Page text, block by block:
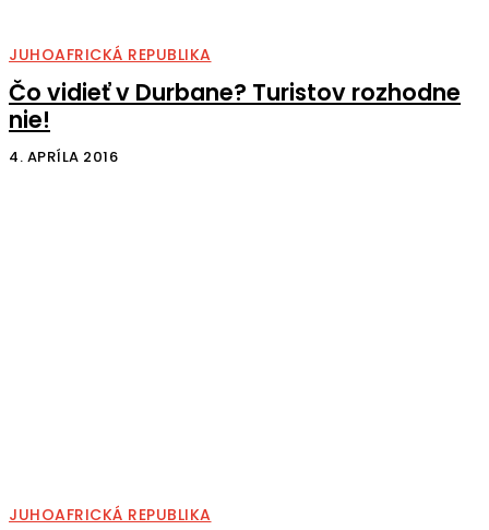
JUHOAFRICKÁ REPUBLIKA
Čo vidieť v Durbane? Turistov rozhodne
nie!
4. APRÍLA 2016
JUHOAFRICKÁ REPUBLIKA